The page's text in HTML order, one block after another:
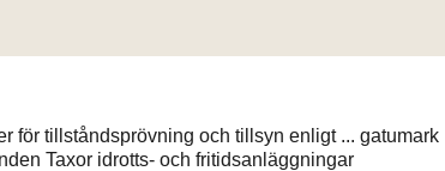
för tillståndsprövning och tillsyn enligt ... gatumark
Taxor idrotts- och fritidsanläggningar